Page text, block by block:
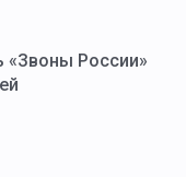
«Звоны России»